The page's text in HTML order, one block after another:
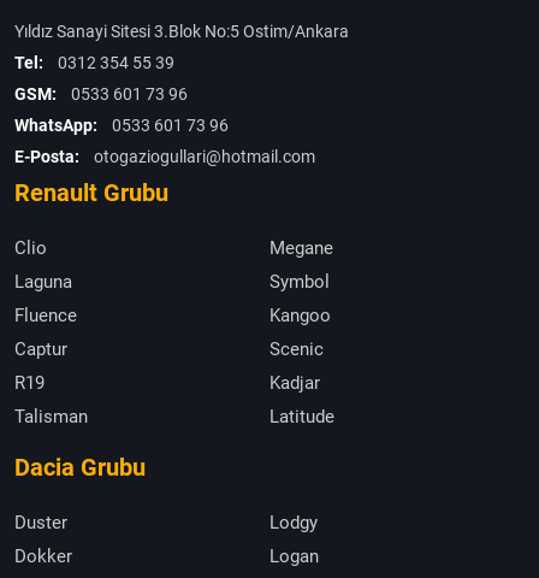
Yıldız Sanayi Sitesi 3.Blok No:5 Ostim/Ankara
Tel:
0312 354 55 39
GSM:
0533 601 73 96
WhatsApp:
0533 601 73 96
E-Posta:
otogaziogullari@hotmail.com
Renault Grubu
Clio
Megane
Laguna
Symbol
Fluence
Kangoo
Captur
Scenic
R19
Kadjar
Talisman
Latitude
Dacia Grubu
Duster
Lodgy
Dokker
Logan